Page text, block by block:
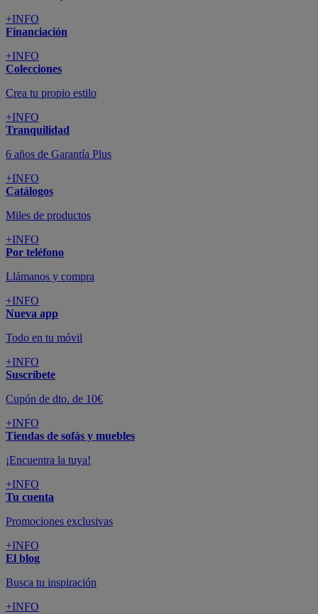
+INFO
Financiación
+INFO
Colecciones
Crea tu propio estilo
+INFO
Tranquilidad
6 años de Garantía Plus
+INFO
Catálogos
Miles de productos
+INFO
Por teléfono
Llámanos y compra
+INFO
Nueva app
Todo en tu móvil
+INFO
Suscríbete
Cupón de dto. de 10€
+INFO
Tiendas de sofás y muebles
¡Encuentra la tuya!
+INFO
Tu cuenta
Promociones exclusivas
+INFO
El blog
Busca tu inspiración
+INFO